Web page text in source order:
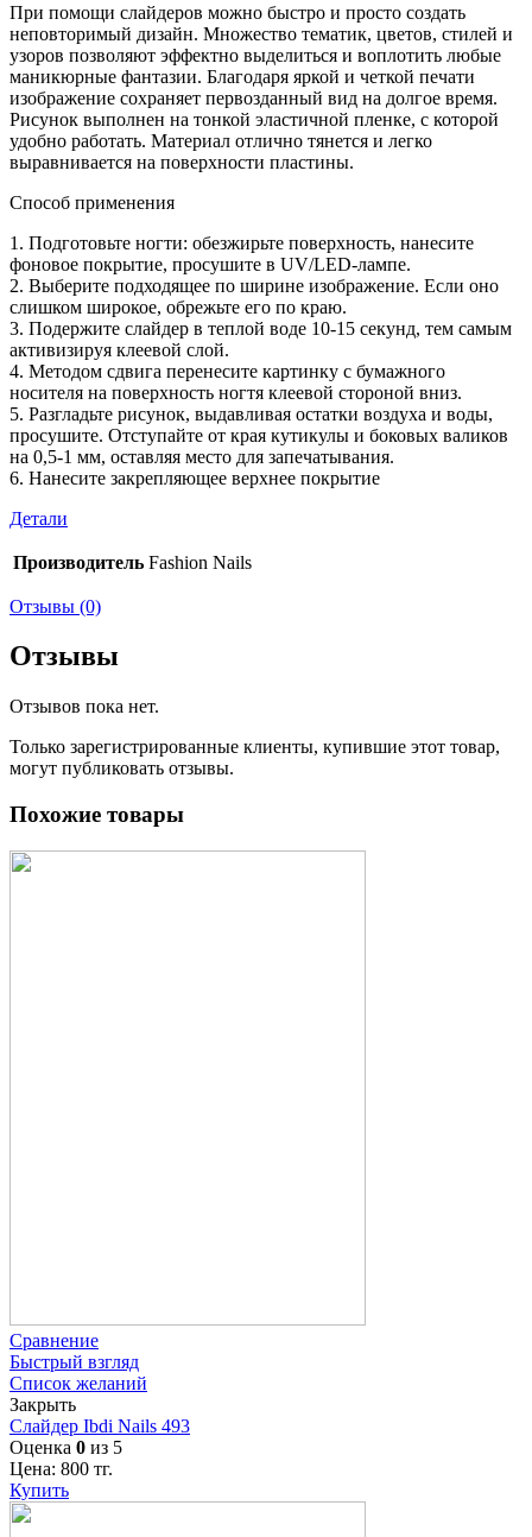
При помощи слайдеров можно быстро и просто создать
неповторимый дизайн. Множество тематик, цветов, стилей и
узоров позволяют эффектно выделиться и воплотить любые
маникюрные фантазии. Благодаря яркой и четкой печати
изображение сохраняет первозданный вид на долгое время.
Рисунок выполнен на тонкой эластичной пленке, с которой
удобно работать. Материал отлично тянется и легко
выравнивается на поверхности пластины.
Способ применения
1. Подготовьте ногти: обезжирьте поверхность, нанесите
фоновое покрытие, просушите в UV/LED-лампе.
2. Выберите подходящее по ширине изображение. Если оно
слишком широкое, обрежьте его по краю.
3. Подержите слайдер в теплой воде 10-15 секунд, тем самым
активизируя клеевой слой.
4. Методом сдвига перенесите картинку с бумажного
носителя на поверхность ногтя клеевой стороной вниз.
5. Разгладьте рисунок, выдавливая остатки воздуха и воды,
просушите. Отступайте от края кутикулы и боковых валиков
на 0,5-1 мм, оставляя место для запечатывания.
6. Нанесите закрепляющее верхнее покрытие
Детали
Производитель Fashion Nails
Отзывы (0)
Отзывы
Отзывов пока нет.
Только зарегистрированные клиенты, купившие этот товар,
могут публиковать отзывы.
Похожие товары
Сравнение
Быстрый взгляд
Список желаний
Закрыть
Слайдер Ibdi Nails 493
Оценка 0 из 5
Цена: 800 тг.
Купить